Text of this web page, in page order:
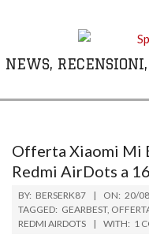
NEWS,
MenuOfferta Xiaomi Mi
Redmi AirDots a
BY: BERSERK87 ON: 20/
TAGGED: GEARBEST,
REDMI AIRDOTS
WITH: 1